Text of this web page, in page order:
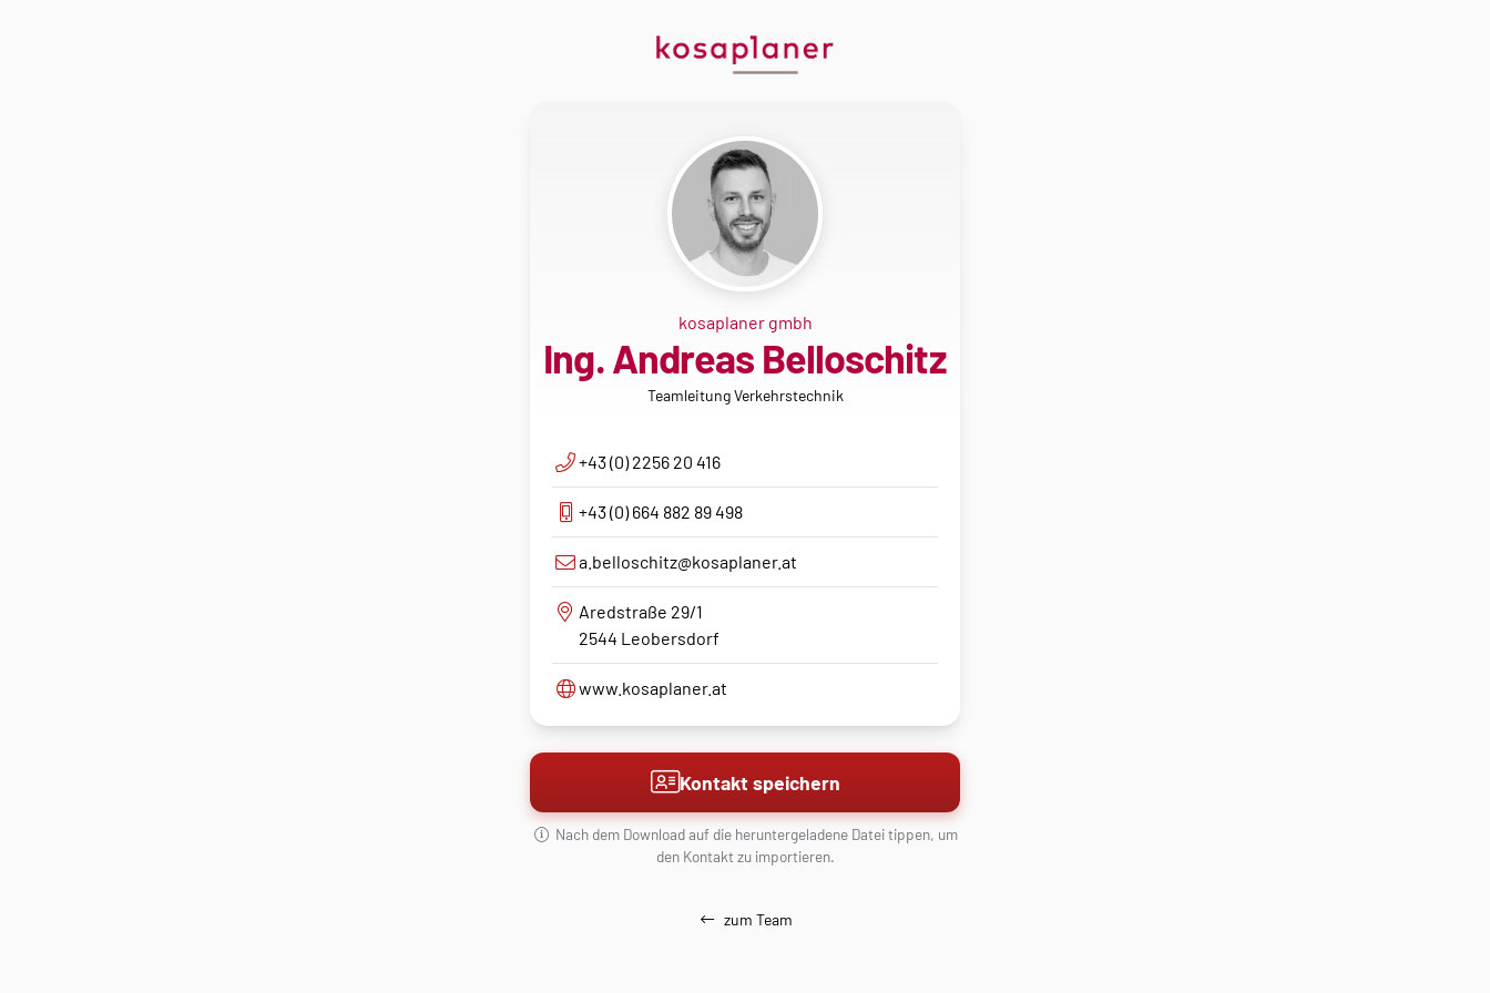
kosaplaner gmbh
Ing. Andreas Belloschitz
Teamleitung Verkehrstechnik
+43 (0) 2256 20 416
+43 (0) 664 882 89 498
a.belloschitz@kosaplaner.at
Aredstraße 29/1
2544 Leobersdorf
www.kosaplaner.at
Kontakt speichern
Nach dem Download auf die heruntergeladene Datei tippen, um
den Kontakt zu importieren.
zum Team